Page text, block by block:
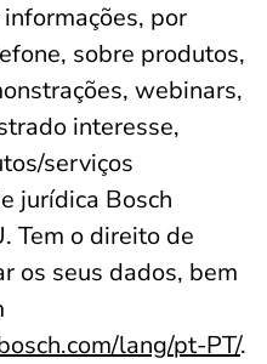
por
sobre produtos,
webinars,
interesse,
serviços
jurídica Bosch
Tem o direito de
os seus dados, bem
lang/pt-PT/.